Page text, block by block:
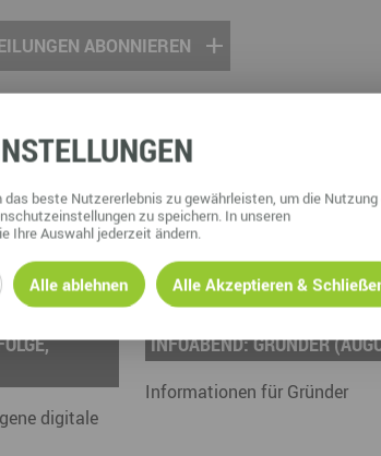
& VERANSTALTUNGEN
digitale
26.08.2026 | online
INFOABEND: GRÜNDER
Informationen für Gründer
das beste Nutzererlebnis zu gewährleisten, um die Nutzung
zu speichern. In unseren
Ihre Auswahl jederzeit ändern.
Alle ablehnen Alle Akzeptieren &